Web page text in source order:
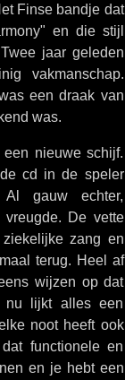
Finse bandje dat
en die stijl
jaar geleden
vakmanschap.
een draak van
was.
nieuwe schijf.
cd in de speler
gauw echter,
De vette
zang en
terug. Heel af
wijzen op dat
nu lijkt alles een
noot heeft ook
functionele en
en je hebt een